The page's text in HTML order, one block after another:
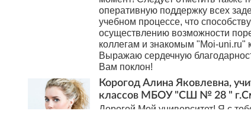
оперативную поддержку всех
учебном процессе, что
осуществлению возможности
коллегам и знакомым "Moi-uni.ru"
Выражаю сердечную
Вам поклон!
Корогод Алина Яковлевна,
классов МБОУ "СШ № 28 "
Дорогой Мой университет! Я с